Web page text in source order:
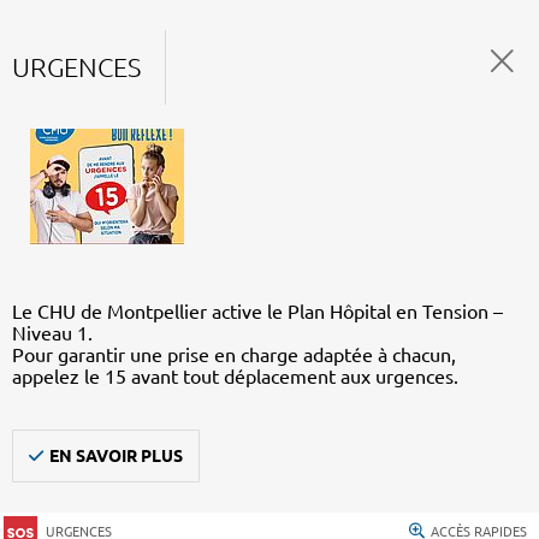
URGENCES
Le CHU de Montpellier active le Plan Hôpital en Tension –
Niveau 1.
Pour garantir une prise en charge adaptée à chacun,
appelez le 15 avant tout déplacement aux urgences.
EN SAVOIR PLUS
URGENCES ACCÈS RAPIDES